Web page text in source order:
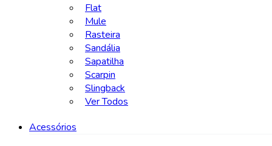
Flat
Mule
Rasteira
Sandália
Sapatilha
Scarpin
Slingback
Ver Todos
Acessórios